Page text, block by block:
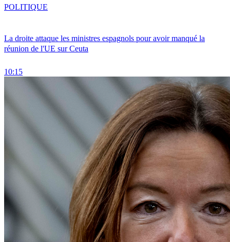
La droite attaque les ministres espagnols pour avoir manqué la
réunion de l'UE sur Ceuta
10:15
POLITIQUE